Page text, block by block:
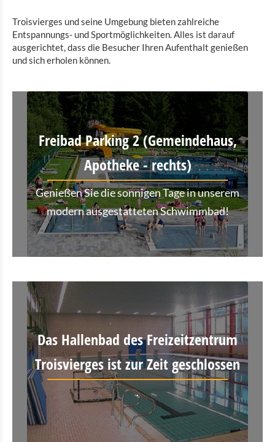
Troisvierges und seine Umgebung bieten zahlreiche
Entspannungs- und Sportmöglichkeiten. Alles ist darauf
ausgerichtet, dass die Besucher Ihren Aufenthalt genießen
und sich erholen können.
Freibad Parking 2 (Gemeindehaus,
Apotheke - rechts)
Genießen Sie die sonnigen Tage in unserem
modern ausgestatteten Schwimmbad!
Das Hallenbad des Freizeitzentrum
Troisvierges ist zur Zeit geschlossen
.